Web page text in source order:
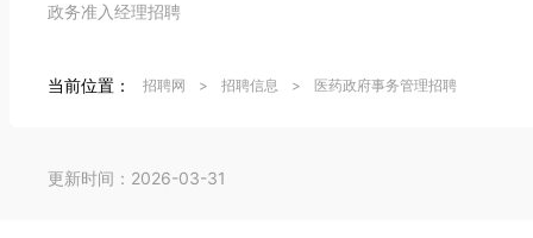
政务准入经理招聘
当前位置： 招聘网 > 招聘信息 > 医药政府事务管理招聘
更新时间：2026-03-31